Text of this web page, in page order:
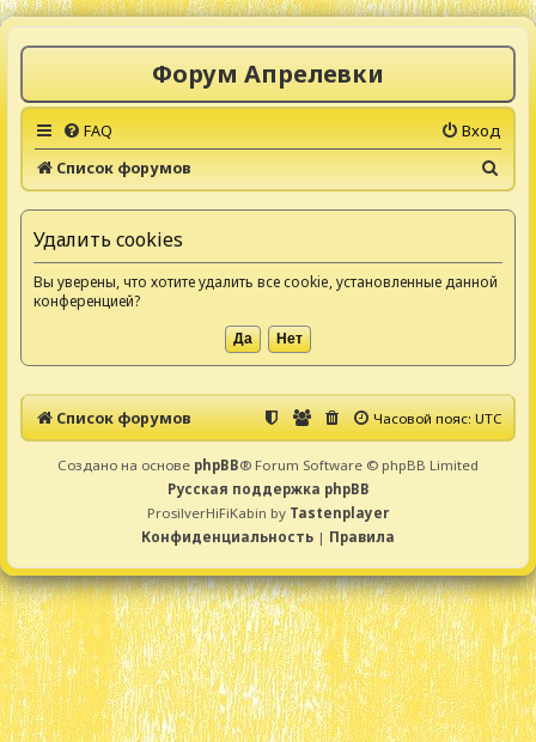
Форум Апрелевки
FAQ
Вход
Список форумов
о
Удалить cookies
Вы уверены, что хотите удалить все cookie, установленные данной
конференцией?
Список форумов Часовой пояс:UTC
Создано на основе phpBB® Forum Software © phpBB Limited
Русская поддержка phpBB
ProsilverHiFiKabin by Tastenplayer
Конфиденциальность | Правила